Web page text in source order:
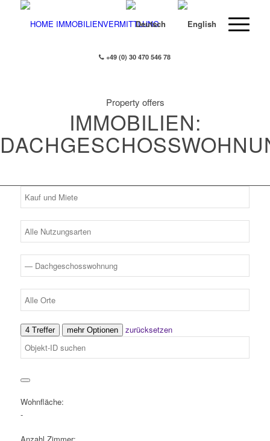
+49 (0) 30 470 546 78
Property offers
IMMOBILIEN:
4 Treffer mehr Optionen zurücksetzen
Wohnfläche:
-
Anzahl Zimmer: